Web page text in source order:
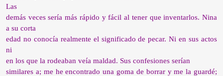
Las
demás veces sería más rápido y fácil al tener que inventarlos. Nina
a su corta
edad no conocía realmente el significado de pecar. Ni en sus actos
ni
en los que la rodeaban veía maldad. Sus confesiones serían
similares a; me he encontrado una goma de borrar y me la guardé;